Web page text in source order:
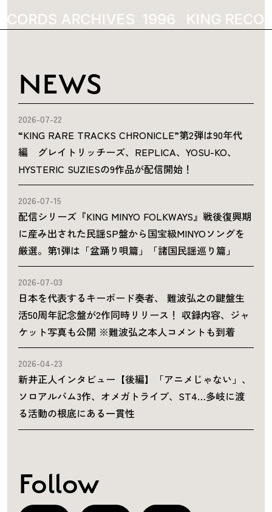
ARCHIVES KING
NEWS
2026-07-22
“KING RARE TRACKS CHRONICLE”第2弾は90年代
編 グレイトリッチーズ、REPLICA、YOSU-KO、
HYSTERIC SUZIESの9作品が配信開始！
2026-07-15
配信シリーズ『KING MINYO FOLKWAYS』戦後復興期
に産み出された民謡SP盤から国宝級MINYOソングを
厳選。第1弾は「盆踊り唄篇」「諸国民謡巡り篇」
2026-07-03
日本を代表するキーボード奏者、 難波弘之の鍵盤生
活50周年記念盤が2作同時リリース！ 収録内容、ジャ
ケット写真も公開 ※難波弘之本人コメントも到着
2026-04-23
新井正人インタビュー【後編】「アニメじゃない」、
ソロアルバム3作、オメガトライブ、ST4…多岐に渡
る活動の根底にある一貫性
Follow